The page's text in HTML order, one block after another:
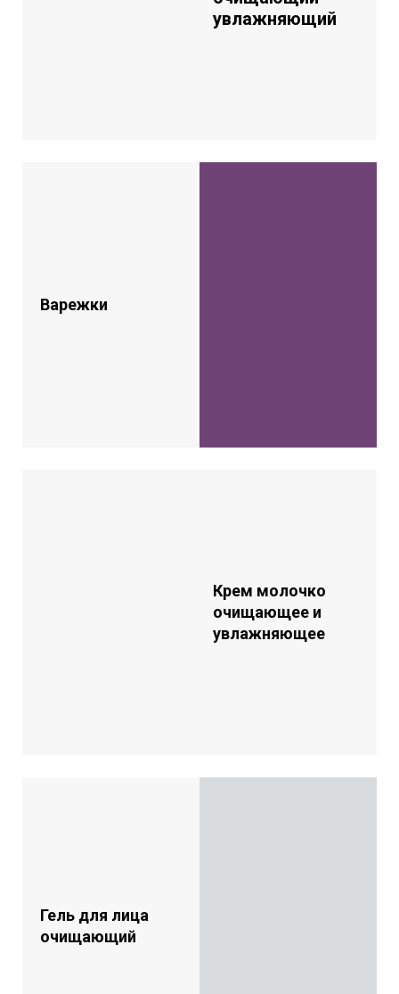
увлажняющий
Варежки
Крем молочко
очищающее и
увлажняющее
Гель для лица
очищающий